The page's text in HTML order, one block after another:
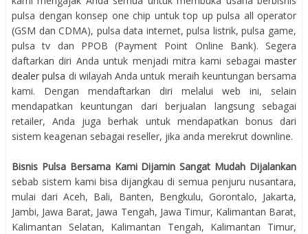
pulsa dengan konsep one chip untuk top up pulsa all operator
(GSM dan CDMA), pulsa data internet, pulsa listrik, pulsa game,
pulsa tv dan PPOB (Payment Point Online Bank). Segera
daftarkan diri Anda untuk menjadi mitra kami sebagai master
dealer pulsa di wilayah Anda untuk meraih keuntungan bersama
kami. Dengan mendaftarkan diri melalui web ini, selain
mendapatkan keuntungan dari berjualan langsung sebagai
retailer, Anda juga berhak untuk mendapatkan bonus dari
sistem keagenan sebagai reseller, jika anda merekrut downline.
Bisnis Pulsa Bersama Kami Dijamin Sangat Mudah Dijalankan
sebab sistem kami bisa dijangkau di semua penjuru nusantara,
mulai dari Aceh, Bali, Banten, Bengkulu, Gorontalo, Jakarta,
Jambi, Jawa Barat, Jawa Tengah, Jawa Timur, Kalimantan Barat,
Kalimantan Selatan, Kalimantan Tengah, Kalimantan Timur,